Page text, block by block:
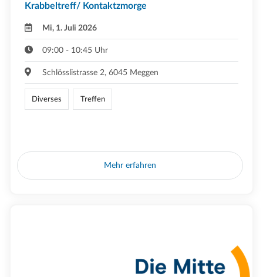
Krabbeltreff/ Kontaktzmorge
Mi, 1. Juli 2026
09:00 - 10:45 Uhr
Schlösslistrasse 2, 6045 Meggen
Diverses Treffen
Mehr erfahren